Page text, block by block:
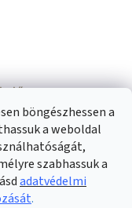
böngészhessen a
a weboldal
szabhassuk a
adatvédelmi
.
Raktáron
BŐVEBBEN